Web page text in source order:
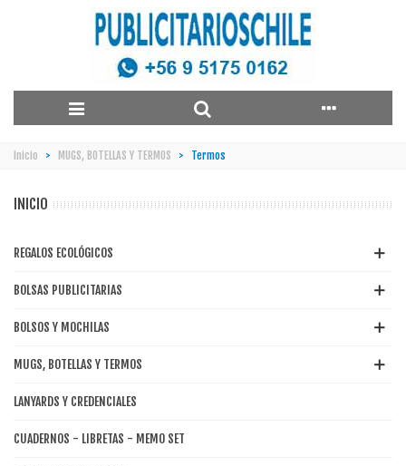
Inicio > MUGS, BOTELLAS Y TERMOS > Termos
INICIO
REGALOS ECOLÓGICOS
BOLSAS PUBLICITARIAS
BOLSOS Y MOCHILAS
MUGS, BOTELLAS Y TERMOS
LANYARDS Y CREDENCIALES
CUADERNOS - LIBRETAS - MEMO SET